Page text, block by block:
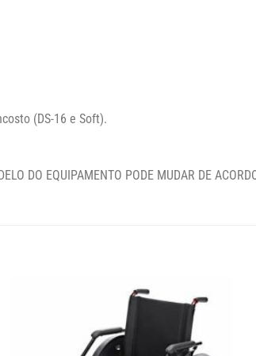
(DS-16 e Soft).
DO EQUIPAMENTO PODE MUDAR DE